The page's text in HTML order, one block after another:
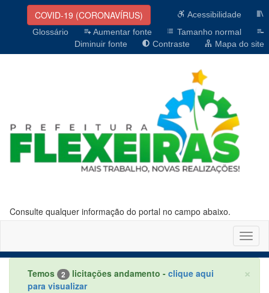
COVID-19 (CORONAVÍRUS)
Acessibilidade
Glossário
Aumentar fonte
Tamanho normal
Diminuir fonte
Contraste Mapa do site
Consulte qualquer informação do portal no campo abaixo.
×
Temos 2 licitações andamento - clique aqui
para visualizar